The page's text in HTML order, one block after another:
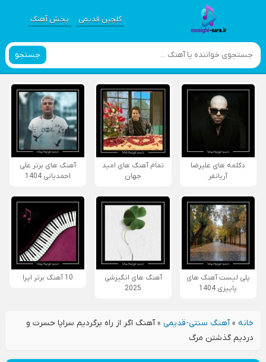
گلچین قدیمی پخش آهنگ
جستجو
دکلمه های علیرضا
آریانفر
تمام آهنگ های امید
جهان
آهنگ های برتر علی
احمدیانی 1404
پلی لیست آهنگ های
پاییزی 1404
آهنگ های انگیزشی
2025
10 آهنگ برتر اپرا
خانه»آهنگ سنتی-قدیمی»آهنگ اگر از راه برگردیم سراپا حسرت و
دردیم گذشتن مرگ